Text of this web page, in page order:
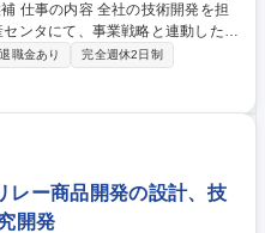
担
ンタにて、事業戦略と連動した知
。適性・志向に応じて、以下いず
」の形成をリードするとともに、
主導 ・従来の特許を中心とした
ウハウといった幅広い「無形資
争優位性を決定づける知財戦略の
候補
退職金あり
完全週休2日制
レー商品開発の設計、技
開発